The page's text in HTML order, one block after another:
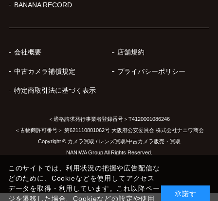
BANANA RECORD
会社概要 店舗規約
中古カメラ補償規定 プライバシーポリシー
特定商取引法に基づく表示
＜適格請求発行事業者登録番号＞T4120001086246
＜古物商許可番号＞ 第621110801062号 大阪府公安委員会 株式会社ナニワ商会
Copyright © カメラ買取 / レンズ買取/中古カメラ販売・買取
NANIWA Group All Rights Reserved.
このサイトでは、利用状況の把握や広告配信な
どのために、Cookieなどを使用してアクセス
データを取得・利用しています。これ以降ペー
ジを遷移した場合、Cookieなどの設定や使用
承諾す